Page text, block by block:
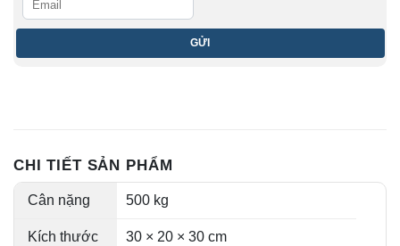
CHI TIẾT SẢN PHẨM
Cân nặng 500 kg
Kích thước 30 × 20 × 30 cm